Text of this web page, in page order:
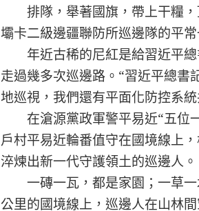
排隊，舉著國旗，帶上干糧，
壩卡二級邊疆聯防所巡邊隊的平常
年近古稀的尼紅是給習近平總
走過幾多次巡邊路。“習近平總書
地巡視，我們還有平面化防控系統
在滄源黨政軍警平易近“五位
戶村平易近輪番值守在國境線上
淬煉出新一代守護領土的巡邊人。
一磚一瓦，都是家園；一草一
公里的國境線上，巡邊人在山林